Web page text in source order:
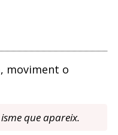
moviment o
que apareix.